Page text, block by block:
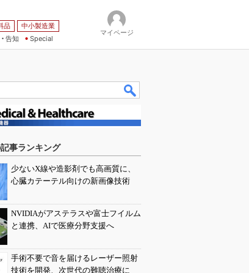
品
中小製造業
告知 Special
マイページ
事ランキング
少ないX線や造影剤でも高画質に、
心臓カテーテル向けの新画像技術
NVIDIAがアステラスや富士フイルム
と連携、AIで医療分野支援へ
手術不要で音を届けるレーザー照射
技術を開発、次世代の難聴治療に